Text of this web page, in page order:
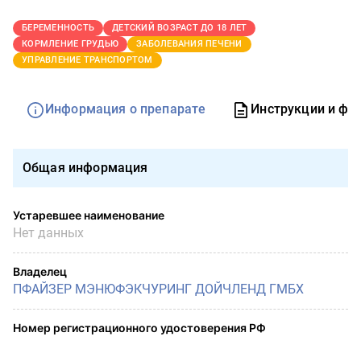
БЕРЕМЕННОСТЬ
ДЕТСКИЙ ВОЗРАСТ ДО 18 ЛЕТ
КОРМЛЕНИЕ ГРУДЬЮ
ЗАБОЛЕВАНИЯ ПЕЧЕНИ
УПРАВЛЕНИЕ ТРАНСПОРТОМ
Информация о препарате Инструкции и
Общая информация
Устаревшее наименование
Нет данных
Владелец
ПФАЙЗЕР МЭНЮФЭКЧУРИНГ ДОЙЧЛЕНД ГМБХ
Номер регистрационного удостоверения РФ